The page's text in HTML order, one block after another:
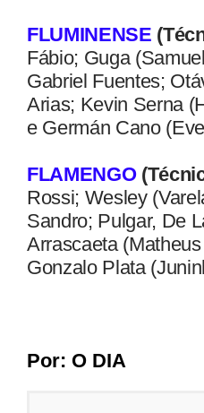
FLUMINENSE
Fábio; Guga
Gabriel Fuentes;
Arias; Kevin Serna
e Germán Cano
FLAMENGO
Rossi; Wesley
Sandro; Pulgar, De
Arrascaeta
Gonzalo Plata
Por: O DIA